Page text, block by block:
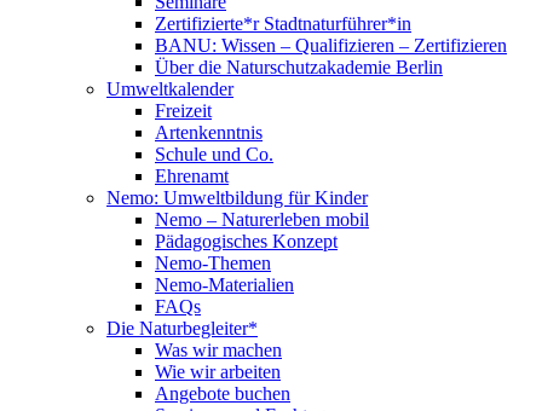
Zertifizierte*r Stadtnaturführer*in
BANU: Wissen – Qualifizieren – Zertifizieren
Über die Naturschutzakademie Berlin
Umweltkalender
Freizeit
Artenkenntnis
Schule und Co.
Ehrenamt
Nemo: Umweltbildung für Kinder
Nemo – Naturerleben mobil
Pädagogisches Konzept
Nemo-Themen
Nemo-Materialien
FAQs
Die Naturbegleiter*
Was wir machen
Wie wir arbeiten
Angebote buchen